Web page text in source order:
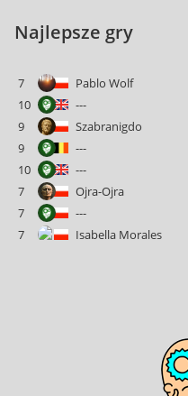
Najlepsze gry
7
Pablo Wolf
10
---
9
Szabranigdo
9
---
10
---
7
Ojra-Ojra
7
---
7
Isabella Morales